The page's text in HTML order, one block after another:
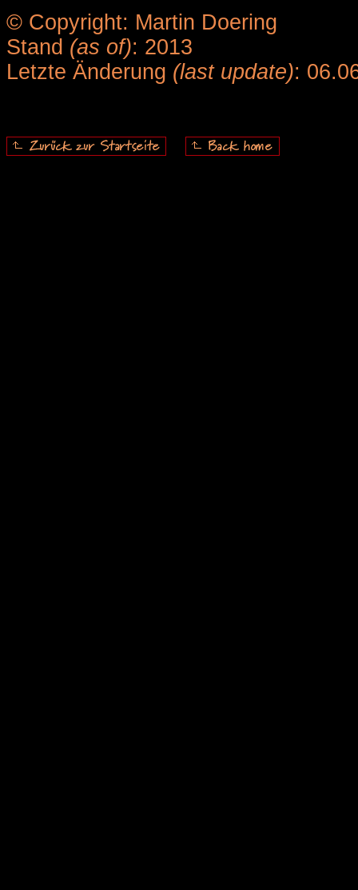
© Copyright: Martin Doering
Stand (as of): 2013
Letzte Änderung (last update):